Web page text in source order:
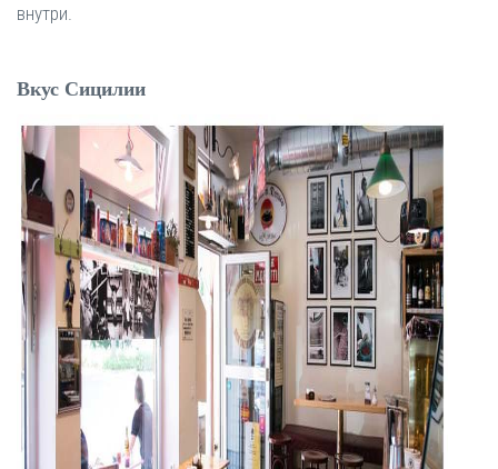
внутри.
Вкус Сицилии